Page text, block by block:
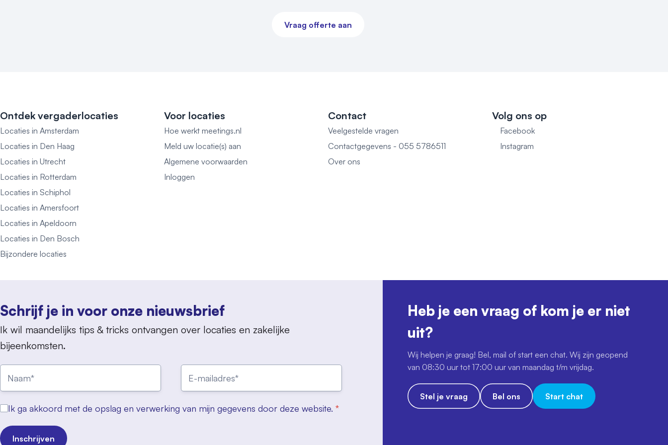
Vraag offerte aan
Ontdek vergaderlocaties
Locaties in Amsterdam
Locaties in Den Haag
Locaties in Utrecht
Locaties in Rotterdam
Locaties in Schiphol
Locaties in Amersfoort
Locaties in Apeldoorn
Locaties in Den Bosch
Bijzondere locaties
Voor locaties
Hoe werkt meetings.nl
Meld uw locatie(s) aan
Algemene voorwaarden
Inloggen
Contact
Veelgestelde vragen
Contactgegevens - 055 5786511
Over ons
Volg ons op
Facebook
Instagram
Schrijf je in voor onze nieuwsbrief
Ik wil maandelijks tips & tricks ontvangen over locaties en zakelijke
bijeenkomsten.
Ik ga akkoord met de opslag en verwerking van mijn gegevens door deze website. *
Inschrijven
Heb je een vraag of kom je er niet
uit?
Wij helpen je graag! Bel, mail of start een chat. Wij zijn geopend
van 08:30 uur tot 17:00 uur van maandag t/m vrijdag.
Stel je vraag Bel ons Start chat